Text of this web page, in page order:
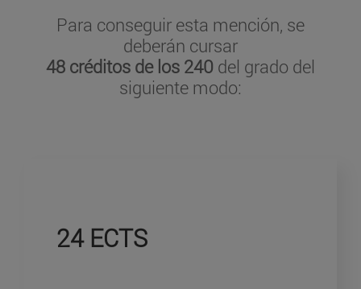
Para conseguir esta mención, se
deberán cursar
48 créditos de los 240 del grado del
siguiente modo:
24 ECTS